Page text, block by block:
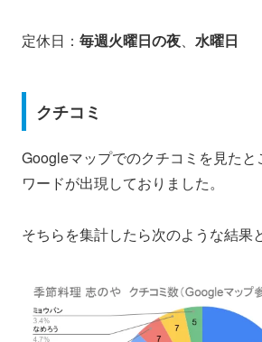
定休日： 毎週火曜日の夜、 水曜日
クチコミ
Googleマップでのクチコミを見たと
ワードが出現しておりました。
そちらを集計したら次のような結果